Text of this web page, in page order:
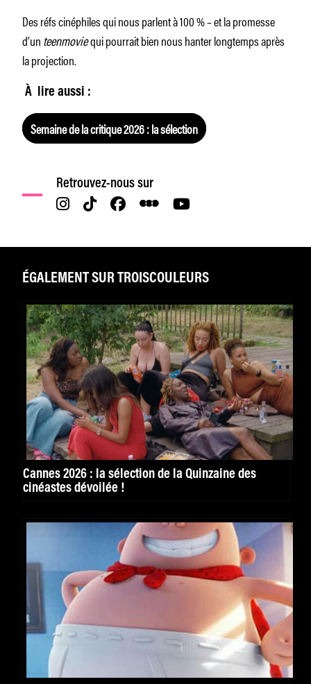
Des réfs cinéphiles qui nous parlent à 100 % – et la promesse
d’unteenmoviequi pourrait bien nous hanter longtemps après
la projection.
À lire aussi :
Semaine de la critique 2026 : la sélection
Retrouvez-nous sur
ÉGALEMENT SUR TROISCOULEURS
Cannes 2026 : la sélection de la Quinzaine des
cinéastes dévoilée !